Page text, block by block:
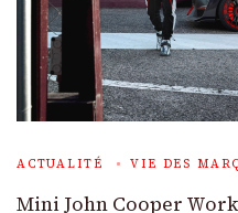
ACTUALITÉ VIE DES
Mini John Cooper